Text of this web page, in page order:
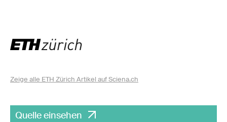
Zeige alle ETH Zürich Artikel auf Sciena.ch
Quelle einsehen